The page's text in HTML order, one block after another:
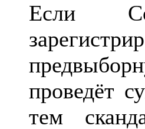
Если
проведёт
тем